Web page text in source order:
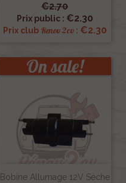
€2.70
Prix public : €2.30
Prix club Renov 2cv: €2.30
Bobine Allumage 12V Sèche
On sale!